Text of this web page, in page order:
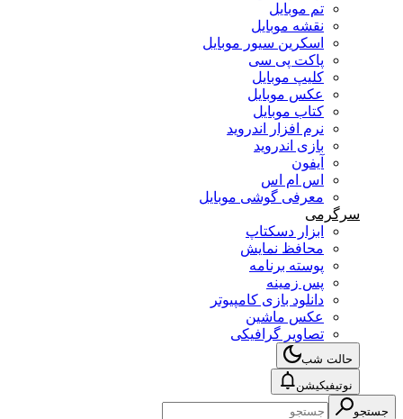
تم موبایل
نقشه موبایل
اسکرین سیور موبایل
پاکت پی سی
کلیپ موبایل
عکس موبایل
کتاب موبایل
نرم افزار اندروید
بازی اندروید
آیفون
اس ام اس
معرفی گوشی موبایل
سرگرمی
ابزار دسکتاپ
محافظ نمایش
پوسته برنامه
پس زمینه
دانلود بازی کامپیوتر
عکس ماشین
تصاویر گرافیکی
حالت شب
نوتیفیکیشن
جستجو